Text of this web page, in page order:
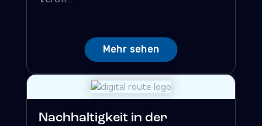
Mehr sehen
Nachhaltigkeit in der